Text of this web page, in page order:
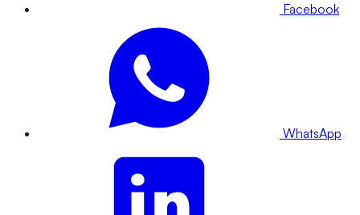
Facebook
WhatsApp